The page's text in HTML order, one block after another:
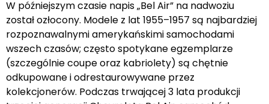
W późniejszym czasie napis „Bel Air” na nadwoziu
został ozłocony. Modele z lat 1955–1957 są najbardziej
rozpoznawalnymi amerykańskimi samochodami
wszech czasów; często spotykane egzemplarze
(szczególnie coupe oraz kabriolety) są chętnie
odkupowane i odrestaurowywane przez
kolekcjonerów. Podczas trwającej 3 lata produkcji